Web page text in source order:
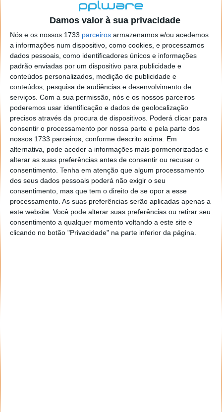
Damos valor à sua privacidade
Nós e os nossos 1733 parceiros armazenamos e/ou acedemos
a informações num dispositivo, como cookies, e processamos
dados pessoais, como identificadores únicos e informações
padrão enviadas por um dispositivo para publicidade e
conteúdos personalizados, medição de publicidade e
conteúdos, pesquisa de audiências e desenvolvimento de
serviços. Com a sua permissão, nós e os nossos parceiros
poderemos usar identificação e dados de geolocalização
precisos através da procura de dispositivos. Poderá clicar para
consentir o processamento por nossa parte e pela parte dos
nossos 1733 parceiros, conforme descrito acima. Em
alternativa, pode aceder a informações mais pormenorizadas e
alterar as suas preferências antes de consentir ou recusar o
consentimento. Tenha em atenção que algum processamento
dos seus dados pessoais poderá não exigir o seu
consentimento, mas que tem o direito de se opor a esse
processamento. As suas preferências serão aplicadas apenas a
este website. Você pode alterar suas preferências ou retirar seu
consentimento a qualquer momento voltando a este site e
clicando no botão "Privacidade" na parte inferior da página.
firefox mas em vao. Kaso te lembres de outra dica fico
agradecido, caso contrario obrigado a mesma
Vítor M.
7 de Novembro de 2005 às 01:39
@Reporter
Desculpa mas o link funciona. Seja como for segue por mail
o MSn Messenger 8.
Responder
Vítor M.
7 de Novembro de 2005 às 11:21
@Rui
Tens de encontrar o que te falei. Faz da seguinte maneira,
janela iniciar e no topo dessa janela com o botão direito do
rato faz propriedades. Depois no separador Menu ‘Iniciar’
clica no botão ‘Personalizar’ aí encontrarás no separador
geral a opção para escolheres o Browser com que queres
navegar e o gestor de e-mail. Caso não consigas chegar lá,
vais ao teu Firefox e nas ferramentas ou tools escolhes
‘Opções’ ou ‘Options’ icon geral da então janela aberta e
logo perto do fim encontras um local para colocares um
visto que vai obrigar o Firefox a verificar se este é o browser